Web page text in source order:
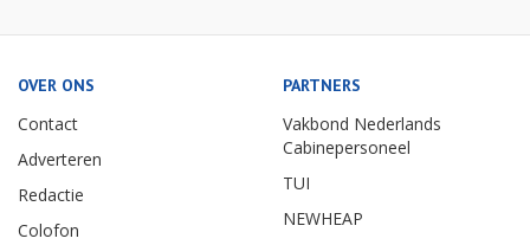
OVER ONS
Contact
Adverteren
Redactie
Colofon
PARTNERS
Vakbond Nederlands
Cabinepersoneel
TUI
NEWHEAP